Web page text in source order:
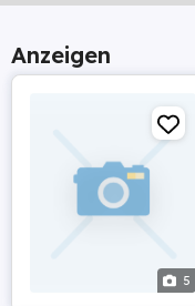
Anzeigen
5